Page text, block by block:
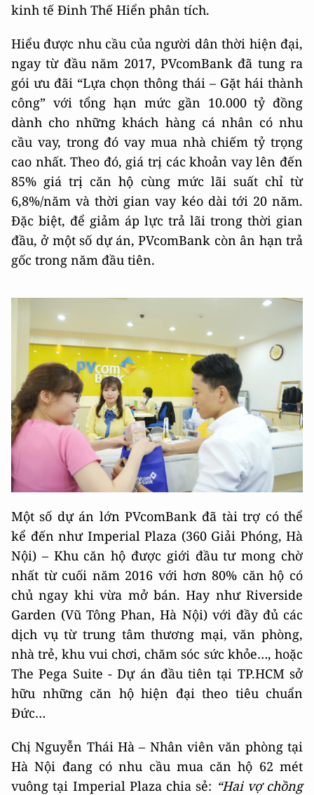
kinh tế Đinh Thế Hiển phân tích.
Hiểu được nhu cầu của người dân thời hiện đại,
ngay từ đầu năm 2017, PVcomBank đã tung ra
gói ưu đãi “Lựa chọn thông thái – Gặt hái thành
công” với tổng hạn mức gần 10.000 tỷ đồng
dành cho những khách hàng cá nhân có nhu
cầu vay, trong đó vay mua nhà chiếm tỷ trọng
cao nhất. Theo đó, giá trị các khoản vay lên đến
85% giá trị căn hộ cùng mức lãi suất chỉ từ
6,8%/năm và thời gian vay kéo dài tới 20 năm.
Đặc biệt, để giảm áp lực trả lãi trong thời gian
đầu, ở một số dự án, PVcomBank còn ân hạn trả
gốc trong năm đầu tiên.
Một số dự án lớn PVcomBank đã tài trợ có thể
kể đến như Imperial Plaza (360 Giải Phóng, Hà
Nội) – Khu căn hộ được giới đầu tư mong chờ
nhất từ cuối năm 2016 với hơn 80% căn hộ có
chủ ngay khi vừa mở bán. Hay như Riverside
Garden (Vũ Tông Phan, Hà Nội) với đầy đủ các
dịch vụ từ trung tâm thương mại, văn phòng,
nhà trẻ, khu vui chơi, chăm sóc sức khỏe…, hoặc
The Pega Suite - Dự án đầu tiên tại TP.HCM sở
hữu những căn hộ hiện đại theo tiêu chuẩn
Đức…
Chị Nguyễn Thái Hà – Nhân viên văn phòng tại
Hà Nội đang có nhu cầu mua căn hộ 62 mét
vuông tại Imperial Plaza chia sẻ: “Hai vợ chồng